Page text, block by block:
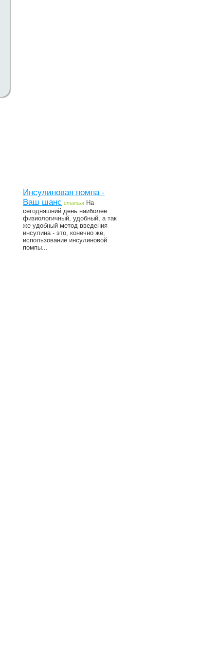
Инсулиновая помпа -
Ваш шанс статья На
сегодняшний день наиболее
физиологичный, удобный, а так
же удобный метод введения
инсулина - это, конечно же,
использование инсулиновой
помпы...